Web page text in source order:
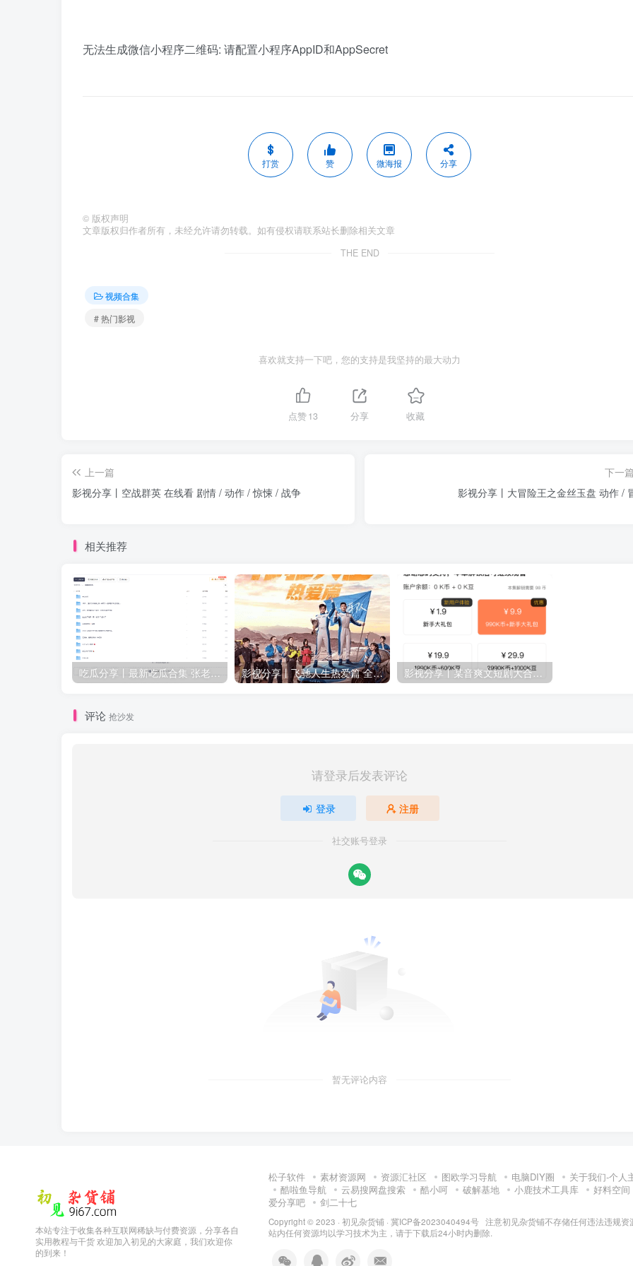
无法生成微信小程序二维码: 请配置小程序AppID和AppSecret
打赏 赞 微海报 分享
© 版权声明
文章版权归作者所有，未经允许请勿转载。如有侵权请联系站长删除相关文章
THE END
视频合集
# 热门影视
喜欢就支持一下吧，您的支持是我坚持的最大动力
点赞13 分享 收藏
上一篇
影视分享丨空战群英 在线看 剧情 / 动作 / 惊悚 / 战争
下一
影视分享丨大冒险王之金丝玉盘 动作 /
相关推荐
吃瓜分享丨最新吃瓜合集 张老师与学生等众多新瓜 影视分享丨飞驰人生热爱篇 全集 在线看 剧情 / 喜剧 / 动作 影视分享丨某音爽文短剧大合集，一次看够几百部
评论 抢沙发
请登录后发表评论
登录 注册
社交账号登录
暂无评论内容
本站专注于收集各种互联网稀缺与付费资源，分享各自
实用教程与干货 欢迎加入初见的大家庭，我们欢迎你
的到来！
松子软件 素材资源网 资源汇社区 图欧学习导航 电脑DIY圈
关于我们-个人
酷啦鱼导航
云易搜网盘搜索 酷小呵 破解基地 小鹿技术工具库
好料空间
爱分享吧
剑二十七
Copyright © 2023 · 初见杂货铺 · 冀ICP备2023040494号 注意初见杂货铺不存储任何违法违规资
站内任何资源均以学习技术为主，请于下载后24小时内删除.